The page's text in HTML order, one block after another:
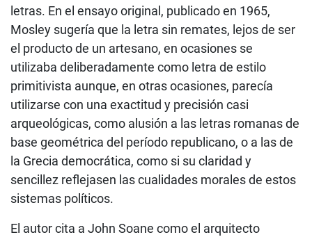
letras. En el ensayo original, publicado en 1965,
Mosley sugería que la letra sin remates, lejos de ser
el producto de un artesano, en ocasiones se
utilizaba deliberadamente como letra de estilo
primitivista aunque, en otras ocasiones, parecía
utilizarse con una exactitud y precisión casi
arqueológicas, como alusión a las letras romanas de
base geométrica del período republicano, o a las de
la Grecia democrática, como si su claridad y
sencillez reflejasen las cualidades morales de estos
sistemas políticos.
El autor cita a John Soane como el arquitecto